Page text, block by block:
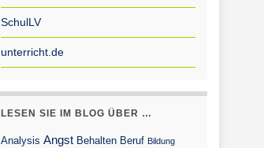
SchulLV
unterricht.de
LESEN SIE IM BLOG ÜBER …
Analysis Angst Behalten Beruf Bildung